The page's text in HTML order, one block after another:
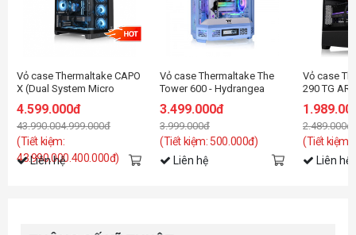
Vỏ case Thermaltake CAPO
X (Dual System Micro
4.599.000đ
43.990.004.999.000đ
(Tiết kiệm:
43.990.000.400.000đ)
Liên hệ
Vỏ case Thermaltake The
Tower 600 - Hydrangea
Tower/2 Fan)
3.499.000đ
3.999.000đ
(Tiết kiệm: 500.000đ)
Liên hệ
Vỏ case
290 TG
2.489.000đ
(Tiết kiệm:
Liên hệ